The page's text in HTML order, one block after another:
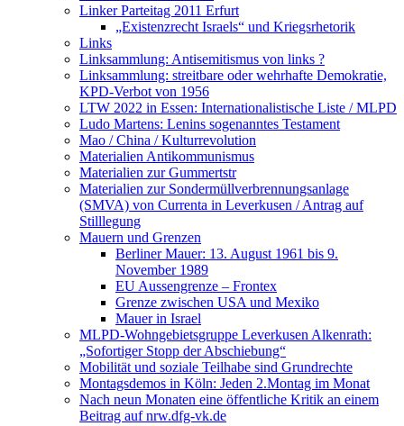
Linker Parteitag 2011 Erfurt
„Existenzrecht Israels“ und Kriegsrhetorik
Links
Linksammlung: Antisemitismus von links ?
Linksammlung: streitbare oder wehrhafte Demokratie,
KPD-Verbot von 1956
LTW 2022 in Essen: Internationalistische Liste / MLPD
Ludo Martens: Lenins sogenanntes Testament
Mao / China / Kulturrevolution
Materialien Antikommunismus
Materialien zur Gummertstr
Materialien zur Sondermüllverbrennungsanlage
(SMVA) von Currenta in Leverkusen / Antrag auf
Stilllegung
Mauern und Grenzen
Berliner Mauer: 13. August 1961 bis 9.
November 1989
EU Aussengrenze – Frontex
Grenze zwischen USA und Mexiko
Mauer in Israel
MLPD-Wohngebietsgruppe Leverkusen Alkenrath:
„Sofortiger Stopp der Abschiebung“
Mobilität und soziale Teilhabe sind Grundrechte
Montagsdemos in Köln: Jeden 2.Montag im Monat
Nach neun Monaten eine öffentliche Kritik an einem
Beitrag auf nrw.dfg-vk.de